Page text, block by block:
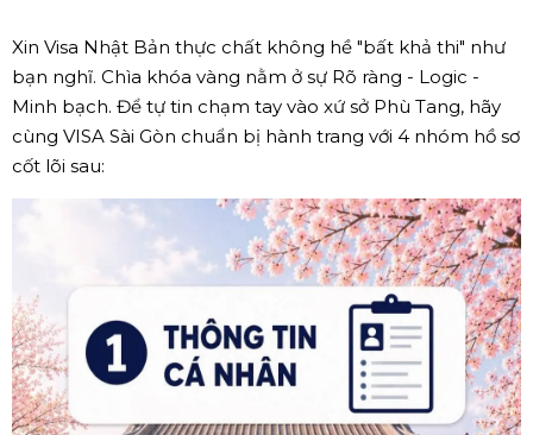
Xin Visa Nhật Bản thực chất không hề "bất khả thi" như
bạn nghĩ. Chìa khóa vàng nằm ở sự Rõ ràng - Logic -
Minh bạch. Để tự tin chạm tay vào xứ sở Phù Tang, hãy
cùng VISA Sài Gòn chuẩn bị hành trang với 4 nhóm hồ sơ
cốt lõi sau: